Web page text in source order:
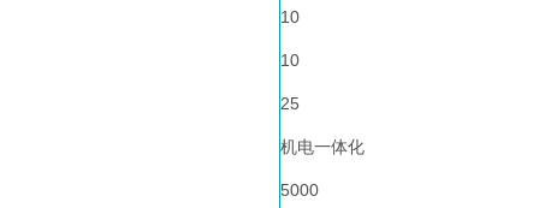
10
10
25
机电一体化
5000